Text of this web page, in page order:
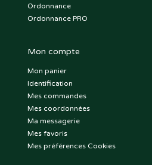
Ordonnance
Ordonnance PRO
Mon compte
Mon panier
Identification
Mes commandes
Mes coordonnées
Ma messagerie
Mes favoris
Mes préférences Cookies